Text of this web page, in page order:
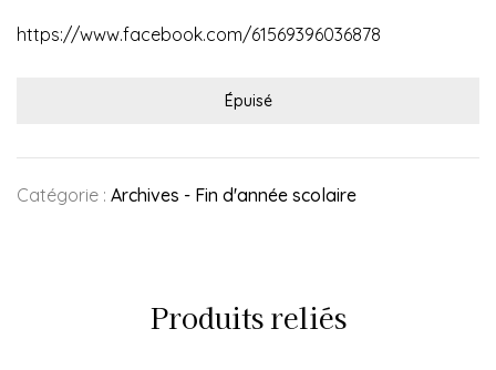
https://www.facebook.com/61569396036878
Épuisé
Catégorie : Archives - Fin d'année scolaire
Produits reliés